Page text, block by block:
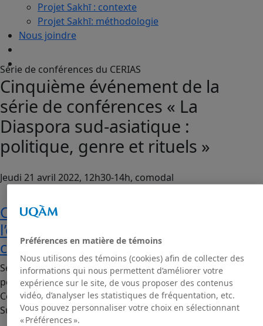
Projet Sakhī : contexte
Projet Sakhī: méthodologie
Nous joindre
Série de conférences du CERIAS
Cinquième événement de la
série de conférences « La
Diaspora sud-asiatique :
politique, genre et rituels »
Jeudi 21 avril 2022, 12h30-14h, comodal
Cliquez-ici pour accéder à
l’enregistrement vidéo de la
conférence.
Série de conférences « La Diaspora sud-asiatique :
politique, genre et rituels »
Centre d’études et de recherches sur l’Inde, l’Asie du
Sud et sa diaspora (CERIAS)
Préférences en matière de témoins
Nous utilisons des témoins (cookies) afin de collecter des
informations qui nous permettent d’améliorer votre
expérience sur le site, de vous proposer des contenus
vidéo, d’analyser les statistiques de fréquentation, etc.
Vous pouvez personnaliser votre choix en sélectionnant
« Préférences ».